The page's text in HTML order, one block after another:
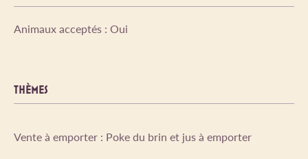
Animaux acceptés : Oui
THÈMES
Vente à emporter : Poke du brin et jus à emporter